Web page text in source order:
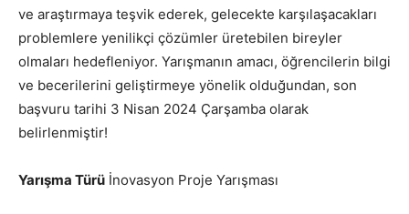
ve araştırmaya teşvik ederek, gelecekte karşılaşacakları
problemlere yenilikçi çözümler üretebilen bireyler
olmaları hedefleniyor. Yarışmanın amacı, öğrencilerin bilgi
ve becerilerini geliştirmeye yönelik olduğundan, son
başvuru tarihi 3 Nisan 2024 Çarşamba olarak
belirlenmiştir!
Yarışma Türü İnovasyon Proje Yarışması